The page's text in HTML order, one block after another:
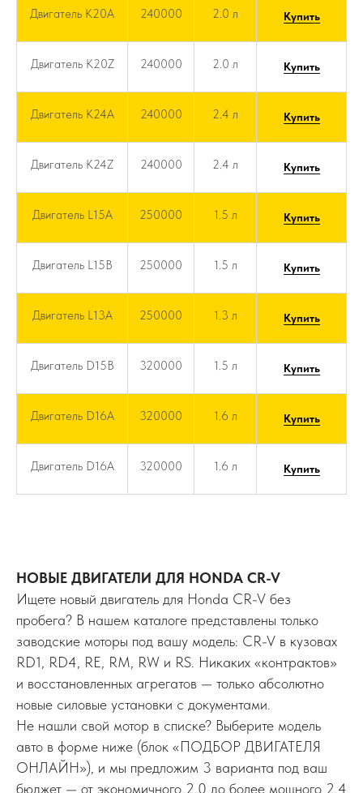
Двигатель K20A 240000 2.0 л Купить
Двигатель K20Z 240000 2.0 л Купить
Двигатель K24A 240000 2.4 л Купить
Двигатель K24Z 240000 2.4 л Купить
Двигатель L15A 250000 1.5 л Купить
Двигатель L15B 250000 1.5 л Купить
Двигатель L13A 250000 1.3 л Купить
Двигатель D15B 320000 1.5 л Купить
Двигатель D16A 320000 1.6 л Купить
Двигатель D16A 320000 1.6 л Купить
НОВЫЕ ДВИГАТЕЛИ ДЛЯ HONDA CR-V
Ищете новый двигатель для Honda CR-V без
пробега? В нашем каталоге представлены только
заводские моторы под вашу модель: CR-V в кузовах
RD1, RD4, RE, RM, RW и RS. Никаких «контрактов»
и восстановленных агрегатов — только абсолютно
новые силовые установки с документами.
Не нашли свой мотор в списке? Выберите модель
авто в форме ниже (блок «ПОДБОР ДВИГАТЕЛЯ
ОНЛАЙН»), и мы предложим 3 варианта под ваш
бюджет — от экономичного 2.0 до более мощного 2.4